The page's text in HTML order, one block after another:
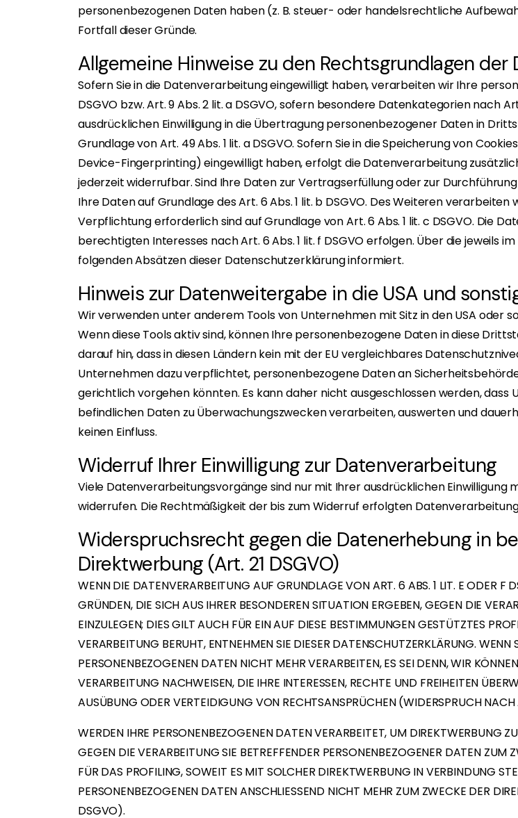
personenbezogenen Daten haben (z. B. steuer- oder handelsrechtliche
Fortfall dieser Gründe.
Allgemeine Hinweise zu den Rechtsgrundlagen
Sofern Sie in die Datenverarbeitung eingewilligt haben, verarbeiten wir Ihre
DSGVO bzw. Art. 9 Abs. 2 lit. a DSGVO, sofern besondere Datenkategorien nach
ausdrücklichen Einwilligung in die Übertragung personenbezogener Daten in
Grundlage von Art. 49 Abs. 1 lit. a DSGVO. Sofern Sie in die Speicherung von
Device-Fingerprinting) eingewilligt haben, erfolgt die Datenverarbeitung zusätzlich
jederzeit widerrufbar. Sind Ihre Daten zur Vertragserfüllung oder zur
Ihre Daten auf Grundlage des Art. 6 Abs. 1 lit. b DSGVO. Des Weiteren
Verpflichtung erforderlich sind auf Grundlage von Art. 6 Abs. 1 lit. c DSGVO. Die
berechtigten Interesses nach Art. 6 Abs. 1 lit. f DSGVO erfolgen. Über die jeweils
folgenden Absätzen dieser Datenschutzerklärung informiert.
Hinweis zur Datenweitergabe in die USA und
Wir verwenden unter anderem Tools von Unternehmen mit Sitz in den USA
Wenn diese Tools aktiv sind, können Ihre personenbezogene Daten in diese
darauf hin, dass in diesen Ländern kein mit der EU vergleichbares
Unternehmen dazu verpflichtet, personenbezogene Daten an
gerichtlich vorgehen könnten. Es kann daher nicht ausgeschlossen werden, dass
befindlichen Daten zu Überwachungszwecken verarbeiten, auswerten und
keinen Einfluss.
Widerruf Ihrer Einwilligung zur Datenverarbeitung
Viele Datenverarbeitungsvorgänge sind nur mit Ihrer ausdrücklichen Einwilligung
widerrufen. Die Rechtmäßigkeit der bis zum Widerruf erfolgten
Widerspruchsrecht gegen die Datenerhebung in
Direktwerbung (Art. 21 DSGVO)
WENN DIE DATENVERARBEITUNG AUF GRUNDLAGE VON ART. 6 ABS. 1 LIT. E ODER F
GRÜNDEN, DIE SICH AUS IHRER BESONDEREN SITUATION ERGEBEN, GEGEN DIE
EINZULEGEN; DIES GILT AUCH FÜR EIN AUF DIESE BESTIMMUNGEN GESTÜTZTES
VERARBEITUNG BERUHT, ENTNEHMEN SIE DIESER DATENSCHUTZERKLÄRUNG.
PERSONENBEZOGENEN DATEN NICHT MEHR VERARBEITEN, ES SEI DENN, WIR
VERARBEITUNG NACHWEISEN, DIE IHRE INTERESSEN, RECHTE UND FREIHEITEN
AUSÜBUNG ODER VERTEIDIGUNG VON RECHTSANSPRÜCHEN (WIDERSPRUCH NACH
WERDEN IHRE PERSONENBEZOGENEN DATEN VERARBEITET, UM DIREKTWERBUNG
GEGEN DIE VERARBEITUNG SIE BETREFFENDER PERSONENBEZOGENER DATEN
FÜR DAS PROFILING, SOWEIT ES MIT SOLCHER DIREKTWERBUNG IN VERBINDUNG
PERSONENBEZOGENEN DATEN ANSCHLIESSEND NICHT MEHR ZUM ZWECKE DER
DSGVO).